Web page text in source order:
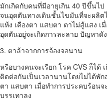
มักเกิดกับคนที่มีอายุเกิน 40 ปีขึ้นไ
จนอุดตันทางเดินชั้นไขมันที่จะผลิต
แห้ง เคืองตา แสบตา ตาไม่สู้แสง
อุดตันอยู่จะเกิดการละลาย ปัญหาดั
3. ตาล้าจากการจ้องจอนาน
หรือบางคนจะเรียก โรค CVS ก็ได้
ติดต่อกันเป็นเวลานานโดยไม่ได้พัก
ตา แสบตา เมื่อทำการประคบร้อน
บรรเทาลง